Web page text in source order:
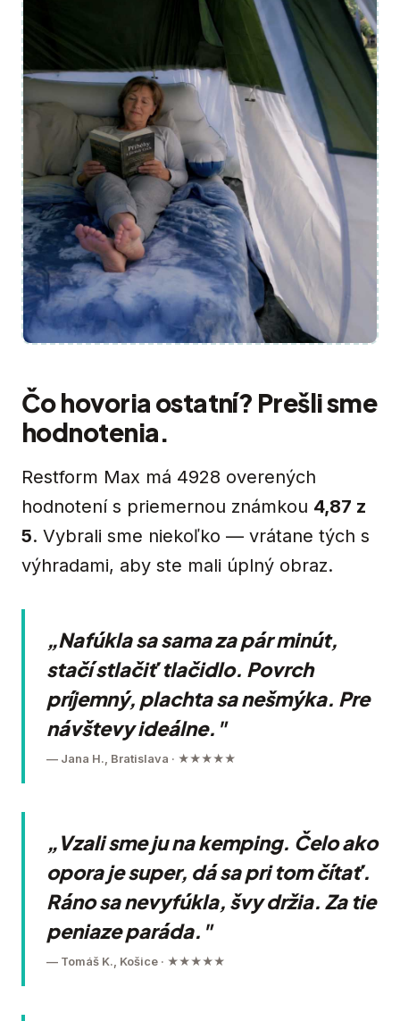
Čo hovoria ostatní? Prešli sme
hodnotenia.
Restform Max má 4928 overených
hodnotení s priemernou známkou 4,87 z
5. Vybrali sme niekoľko — vrátane tých s
výhradami, aby ste mali úplný obraz.
„Nafúkla sa sama za pár minút,
stačí stlačiť tlačidlo. Povrch
príjemný, plachta sa nešmýka. Pre
návštevy ideálne."
— Jana H., Bratislava · ★★★★★
„Vzali sme ju na kemping. Čelo ako
opora je super, dá sa pri tom čítať.
Ráno sa nevyfúkla, švy držia. Za tie
peniaze paráda."
— Tomáš K., Košice · ★★★★★